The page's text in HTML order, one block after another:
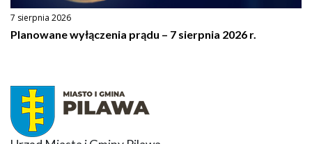
7 sierpnia 2026
Planowane wyłączenia prądu – 7 sierpnia 2026 r.